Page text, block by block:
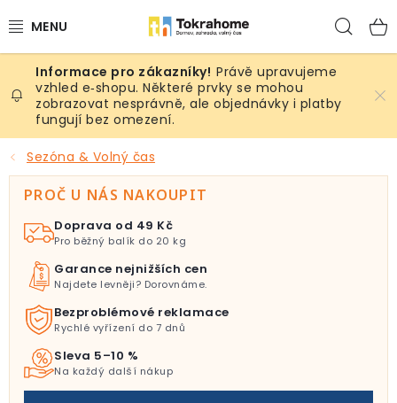
na
Výrobky
Místnosti
Venkovní prostory
Dárkové tipy
Slevy
Pro mazlíky
Právě upravujeme
vzhled e‑shopu. Některé prvky se mohou
zobrazovat nesprávně, ale objednávky i platby
fungují bez omezení.
Sezóna & Volný čas
PROČ U NÁS NAKOUPIT
Doprava od 49 Kč
Pro běžný balík do 20 kg
Garance nejnižších cen
Najdete levněji? Dorovnáme.
Bezproblémové reklamace
Rychlé vyřízení do 7 dnů
Sleva 5–10 %
Na každý další nákup